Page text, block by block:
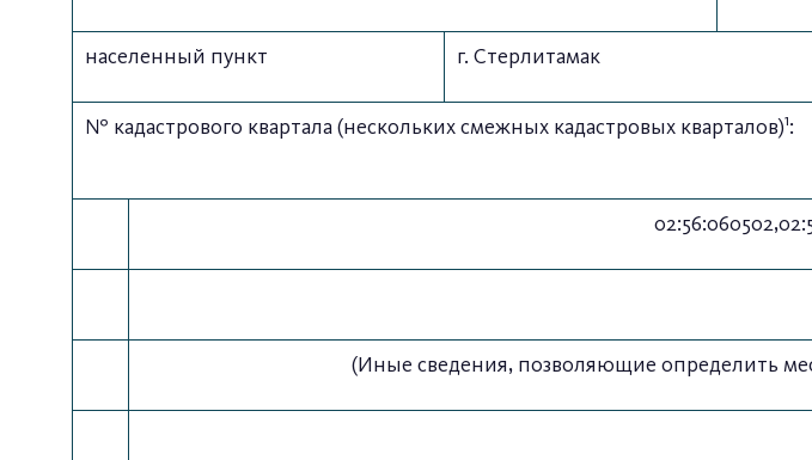
населенный пункт г. Стерлитамак
№ кадастрового квартала (нескольких смежных кадастровых кварталов)1:
(Иные сведения, позволяющие определить